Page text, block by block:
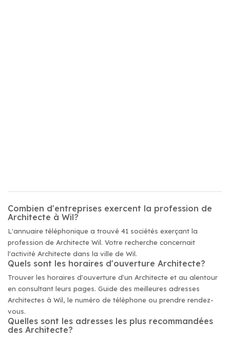
Combien d'entreprises exercent la profession de
Architecte à Wil?
L'annuaire téléphonique a trouvé 41 sociétés exerçant la
profession de Architecte Wil. Votre recherche concernait
l'activité Architecte dans la ville de Wil.
Quels sont les horaires d'ouverture Architecte?
Trouver les horaires d'ouverture d'un Architecte et au alentour
en consultant leurs pages. Guide des meilleures adresses
Architectes à Wil, le numéro de téléphone ou prendre rendez-
vous.
Quelles sont les adresses les plus recommandées
des Architecte?